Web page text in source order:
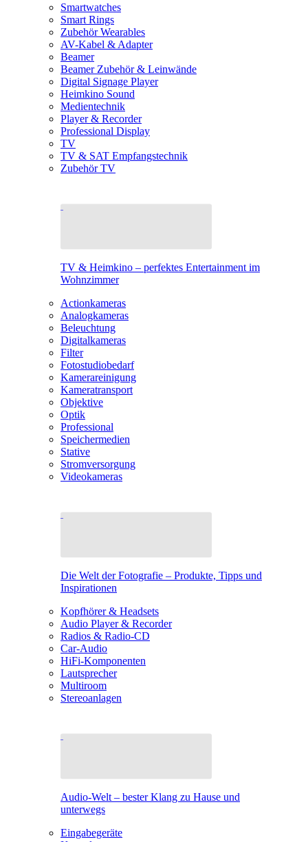
Smartwatches
Smart Rings
Zubehör Wearables
AV-Kabel & Adapter
Beamer
Beamer Zubehör & Leinwände
Digital Signage Player
Heimkino Sound
Medientechnik
Player & Recorder
Professional Display
TV
TV & SAT Empfangstechnik
Zubehör TV
TV & Heimkino – perfektes Entertainment im
Wohnzimmer
Actionkameras
Analogkameras
Beleuchtung
Digitalkameras
Filter
Fotostudiobedarf
Kamerareinigung
Kameratransport
Objektive
Optik
Professional
Speichermedien
Stative
Stromversorgung
Videokameras
Die Welt der Fotografie – Produkte, Tipps und
Inspirationen
Kopfhörer & Headsets
Audio Player & Recorder
Radios & Radio-CD
Car-Audio
HiFi-Komponenten
Lautsprecher
Multiroom
Stereoanlagen
Audio-Welt – bester Klang zu Hause und
unterwegs
Eingabegeräte